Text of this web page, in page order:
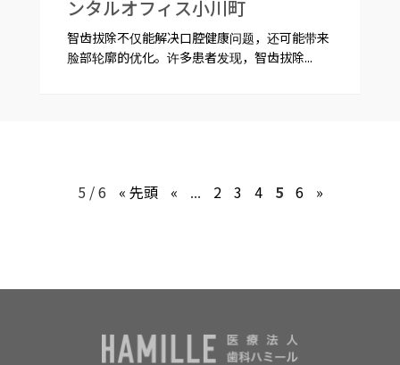
ンタルオフィス小川町
智齿拔除不仅能解决口腔健康问题，还可能带来
脸部轮廓的优化。许多患者发现，智齿拔除...
5 / 6 « 先頭 « ... 2 3 4 5 6 »